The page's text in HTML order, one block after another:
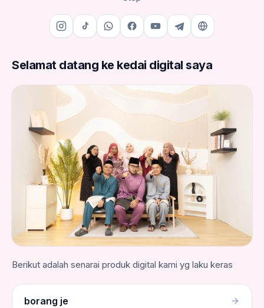
Selamat datang ke kedai digital saya
Berikut adalah senarai produk digital kami yg laku keras
borang je